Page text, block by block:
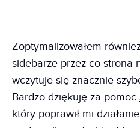
Zoptymalizowałem
sidebarze przez co strona
wczytuje się znacznie
Bardzo dziękuję za pomoc
który poprawił mi